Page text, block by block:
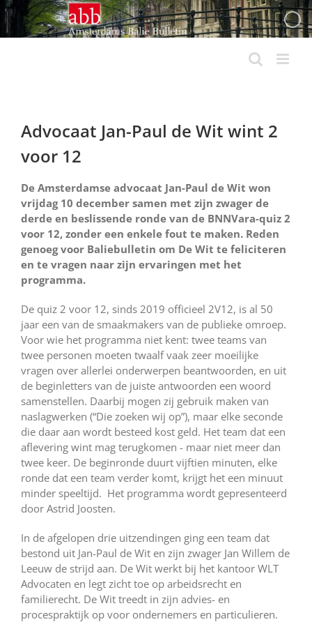
Ga
naar
inhoud
Advocaat Jan-Paul de Wit wint 2
voor 12
De Amsterdamse advocaat Jan-Paul de Wit won
vrijdag 10 december samen met zijn zwager de
derde en beslissende ronde van de BNNVara-quiz 2
voor 12, zonder een enkele fout te maken. Reden
genoeg voor Baliebulletin om De Wit te feliciteren
en te vragen naar zijn ervaringen met het
programma.
De quiz 2 voor 12, sinds 2019 officieel 2V12, is al 50
jaar een van de smaakmakers van de publieke omroep.
Voor wie het programma niet kent: twee teams van
twee personen moeten twaalf vaak zeer moeilijke
vragen over allerlei onderwerpen beantwoorden, en uit
de beginletters van de juiste antwoorden een woord
samenstellen. Daarbij mogen zij gebruik maken van
naslagwerken (“Die zoeken wij op”), maar elke seconde
die daar aan wordt besteed kost geld. Het team dat een
aflevering wint mag terugkomen ­- maar niet meer dan
twee keer. De beginronde duurt vijftien minuten, elke
ronde dat een team verder komt, krijgt het een minuut
minder speeltijd. Het programma wordt gepresenteerd
door Astrid Joosten.
In de afgelopen drie uitzendingen ging een team dat
bestond uit Jan-Paul de Wit en zijn zwager Jan Willem de
Leeuw de strijd aan. De Wit werkt bij het kantoor WLT
Advocaten en legt zicht toe op arbeidsrecht en
familierecht. De Wit treedt in zijn advies- en
procespraktijk op voor ondernemers en particulieren.